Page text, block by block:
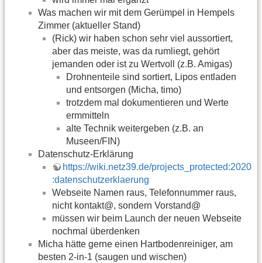
Was machen wir mit dem Gerümpel in Hempels
Zimmer (aktueller Stand)
(Rick) wir haben schon sehr viel aussortiert,
aber das meiste, was da rumliegt, gehört
jemanden oder ist zu Wertvoll (z.B. Amigas)
Drohnenteile sind sortiert, Lipos entladen
und entsorgen (Micha, timo)
trotzdem mal dokumentieren und Werte
ermmitteln
alte Technik weitergeben (z.B. an
Museen/FIN)
Datenschutz-Erklärung
https://wiki.netz39.de/projects_protected:2020
:datenschutzerklaerung
Webseite Namen raus, Telefonnummer raus,
nicht kontakt@, sondern Vorstand@
müssen wir beim Launch der neuen Webseite
nochmal überdenken
Micha hätte gerne einen Hartbodenreiniger, am
besten 2-in-1 (saugen und wischen)